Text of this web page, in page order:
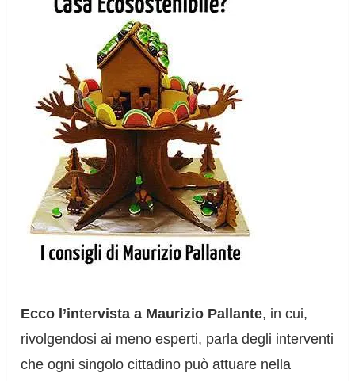
Ecco l’intervista a Maurizio Pallante, in cui,
rivolgendosi ai meno esperti, parla degli interventi
che ogni singolo cittadino può attuare nella